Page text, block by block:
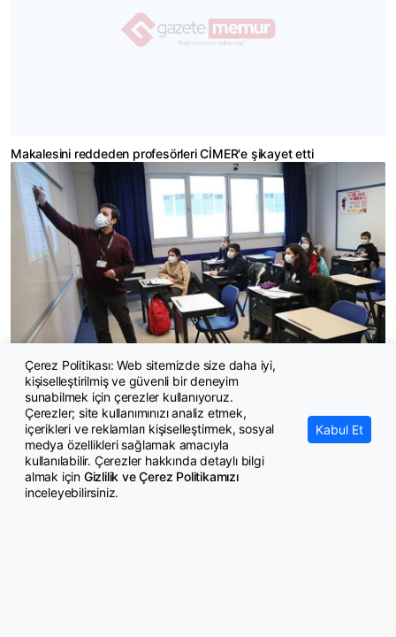
Makalesini reddeden profesörleri CİMER'e şikayet etti
Ücretsiz özel okul başvuruları 5 Ağustos'ta başlıyor
Çerez Politikası: Web sitemizde size daha iyi,
kişiselleştirilmiş ve güvenli bir deneyim
sunabilmek için çerezler kullanıyoruz.
Çerezler; site kullanımınızı analiz etmek,
içerikleri ve reklamları kişiselleştirmek, sosyal
medya özellikleri sağlamak amacıyla
kullanılabilir. Çerezler hakkında detaylı bilgi
almak için Gizlilik ve Çerez Politikamızı
inceleyebilirsiniz.
Kabul Et